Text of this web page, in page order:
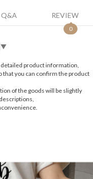
Q&A REVIEW
0
▼
product information,
that you can confirm the product
of the goods will be slightly